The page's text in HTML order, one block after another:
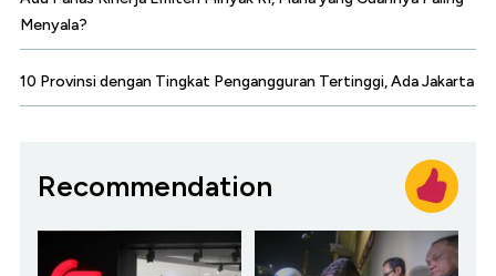
Menyala?
10 Provinsi dengan Tingkat Pengangguran Tertinggi, Ada Jakarta
Recommendation